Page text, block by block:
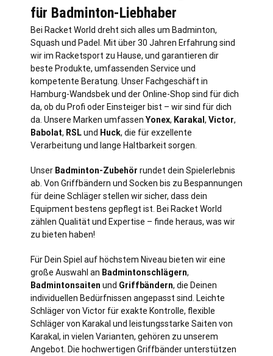
für Badminton-Liebhaber
Bei Racket World dreht sich alles um Badminton,
Squash und Padel. Mit über 30 Jahren Erfahrung sind
wir im Racketsport zu Hause, und garantieren dir
beste Produkte, umfassenden Service und
kompetente Beratung. Unser Fachgeschäft in
Hamburg-Wandsbek und der Online-Shop sind für dich
da, ob du Profi oder Einsteiger bist – wir sind für dich
da. Unsere Marken umfassen Yonex, Karakal , Victor,
Babolat, RSLund Huck, die für exzellente
Verarbeitung und lange Haltbarkeit sorgen.
Unser Badminton-Zubehör rundet dein Spielerlebnis
ab. Von Griffbändern und Socken bis zu Bespannungen
für deine Schläger stellen wir sicher, dass dein
Equipment bestens gepflegt ist. Bei Racket World
zählen Qualität und Expertise – finde heraus, was wir
zu bieten haben!
Für Dein Spiel auf höchstem Niveau bieten wir eine
große Auswahl an Badmintonschlägern,
Badmintonsaiten und Griffbändern, die Deinen
individuellen Bedürfnissen angepasst sind. Leichte
Schläger von Victor für exakte Kontrolle, flexible
Schläger von Karakal und leistungsstarke Saiten von
Karakal, in vielen Varianten, gehören zu unserem
Angebot. Die hochwertigen Griffbänder unterstützen